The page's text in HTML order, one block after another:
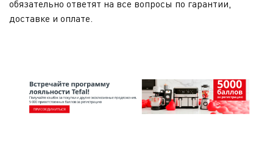
обязательно ответят на все вопросы по гарантии,
доставке и оплате.